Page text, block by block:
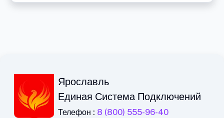
Ярославль
Единая Система Подключений
Телефон : 8 (800) 555-96-40